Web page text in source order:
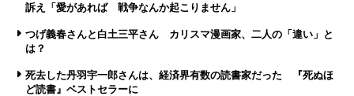
訴え「愛があれば 戦争なんか起こりません」
つげ義春さんと白土三平さん カリスマ漫画家、二人の「違い」と
は？
死去した丹羽宇一郎さんは、経済界有数の読書家だった 『死ぬほ
ど読書』ベストセラーに